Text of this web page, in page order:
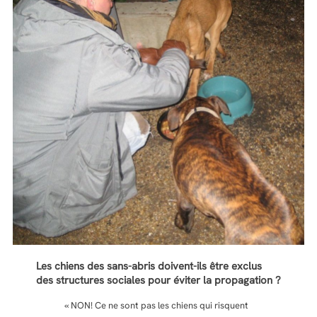
Les chiens des sans-abris doivent-ils être exclus
des structures sociales pour éviter la propagation ?
« NON! Ce ne sont pas les chiens qui risquent